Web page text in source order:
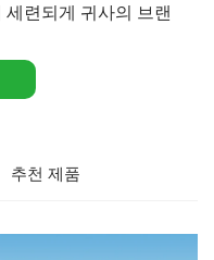
련되게 귀사의 브랜
추천 제품